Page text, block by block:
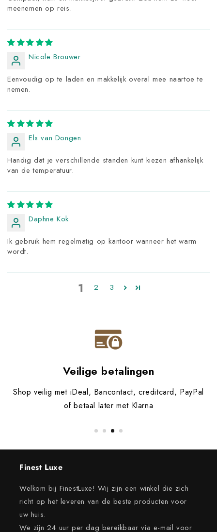
meenemen op reis.
Nicole Brouwer
Eenvoudig op te laden en makkelijk overal mee naartoe te
nemen.
Els van Dongen
Handig dat je verschillende standen kunt kiezen afhankelijk
van de temperatuur.
Daphne Kok
Ik gebruik hem regelmatig op kantoor wanneer het warm
wordt.
1 2 3
Veilige betalingen
Shop veilig met iDeal, Bancontact, creditcard, PayPal
of betaal later met Klarna
Finest Luxe
Welkom bij FinestLuxe! Wij zijn een winkel die zich
richt op het leveren van de beste producten voor
uw huis.
We zijn 24 uur per dag bereikbaar via e-mail voor